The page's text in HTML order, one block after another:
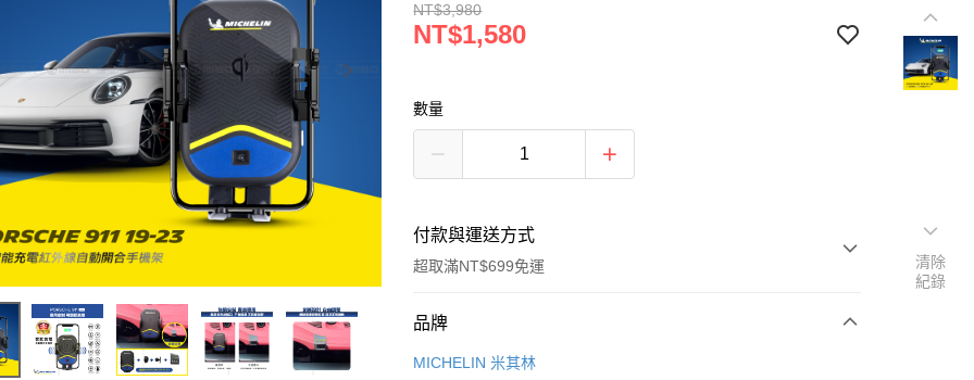
NT$3,980
NT$1,580
數量
付款與運送方式
超取滿NT$699免運
付款方式
信用卡一次付款
品牌
MICHELIN 米其林
清除
紀錄